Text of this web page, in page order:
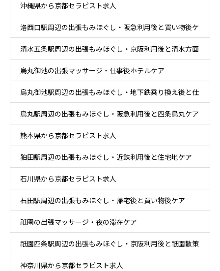
沖縄県から京都セラピスト求人
洛西口駅周辺の出張もみほぐし・阪急利用後と買い物後ケ
ア
清水五条駅周辺の出張もみほぐし・京阪利用後と清水方面
散策ケア
烏丸御池の出張マッサージ・仕事後ホテルケア
烏丸御池駅周辺の出張もみほぐし・地下鉄乗り換え後と仕
事帰りケア
烏丸駅周辺の出張もみほぐし・阪急利用後と四条烏丸ケア
熊本県から京都セラピスト求人
狛田駅周辺の出張もみほぐし・近鉄利用後と住宅地ケア
石川県から京都セラピスト求人
石田駅周辺の出張もみほぐし・帰宅後と買い物後ケア
祇園の出張マッサージ・夜の滞在ケア
祇園四条駅周辺の出張もみほぐし・京阪利用後と祇園散策
ケア
神奈川県から京都セラピスト求人